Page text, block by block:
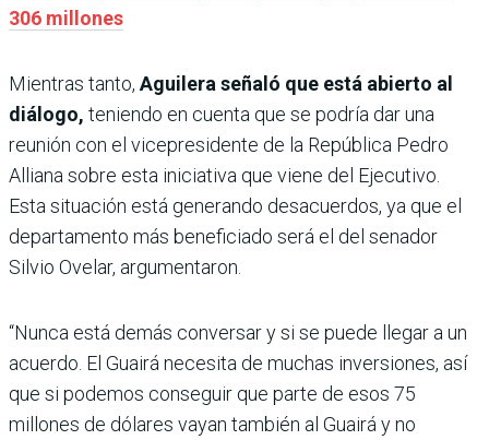
306 millones
Mientras tanto, Aguilera señaló que está abierto al
diálogo, teniendo en cuenta que se podría dar una
reunión con el vicepresidente de la República Pedro
Alliana sobre esta iniciativa que viene del Ejecutivo.
Esta situación está generando desacuerdos, ya que el
departamento más beneficiado será el del senador
Silvio Ovelar, argumentaron.
“Nunca está demás conversar y si se puede llegar a un
acuerdo. El Guairá necesita de muchas inversiones, así
que si podemos conseguir que parte de esos 75
millones de dólares vayan también al Guairá y no